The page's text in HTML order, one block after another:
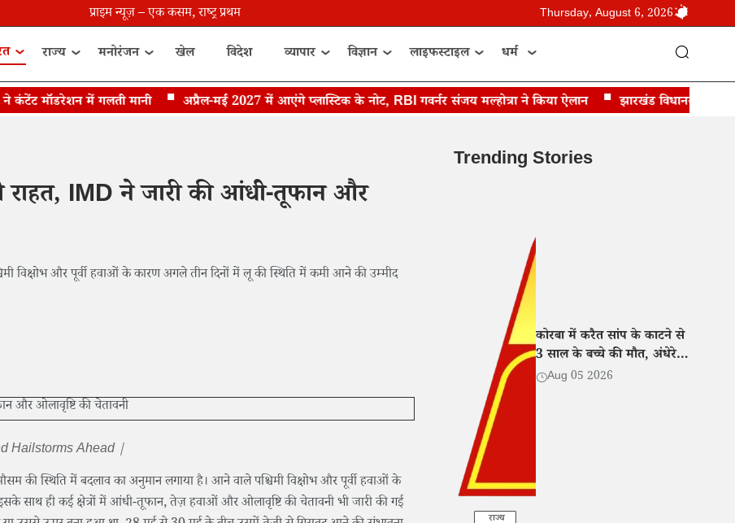
प्राइम न्यूज़ – एक कसम, राष्ट्र प्रथम Thursday, August 6, 2026
राज्य मनोरंजन खेल विदेश व्यापार विज्ञान लाइफस्टाइल धर्म
मॉडरेशन में गलती मानी अप्रैल-मई 2027 में आएंगे प्लास्टिक के नोट, RBI गवर्नर संजय मल्होत्रा ने किया ऐलान झारखंड विधानसभा का
राहत, IMD ने जारी की आंधी-तूफान और
विक्षोभ और पूर्वी हवाओं के कारण अगले तीन दिनों में लू की स्थिति में कमी आने की उम्मीद
Hailstorms Ahead |
की स्थिति में बदलाव का अनुमान लगाया है। आने वाले पश्चिमी विक्षोभ और पूर्वी हवाओं के
साथ ही कई क्षेत्रों में आंधी-तूफान, तेज़ हवाओं और ओलावृष्टि की चेतावनी भी जारी की गई
Trending Stories
राज्य
कोरबा में करैत सांप के काटने से
3 साल के बच्चे की मौत, अंधेरे में
हुआ गायब
Aug 05 2026